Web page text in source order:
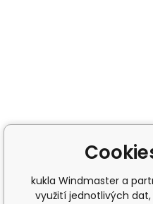
kukla Windmaster a
využití jednotlivých